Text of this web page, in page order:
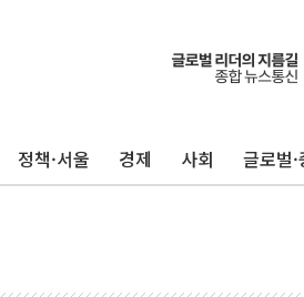
정책·서울 경제 사회 글로벌